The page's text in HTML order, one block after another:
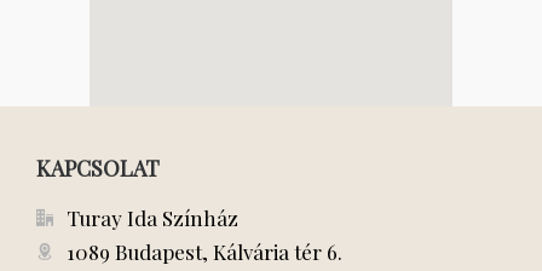
KAPCSOLAT
Turay Ida Színház
1089 Budapest, Kálvária tér 6.